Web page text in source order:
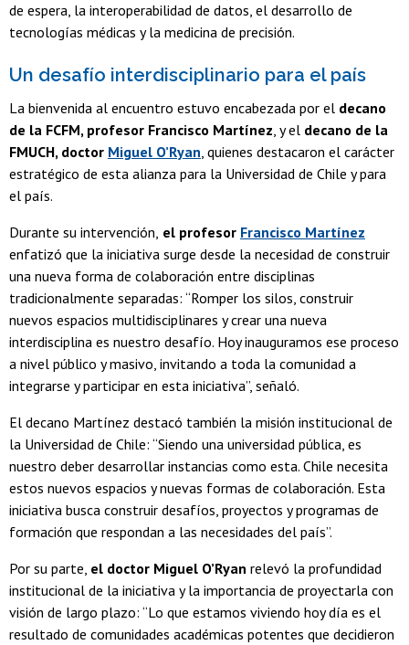
de espera, la interoperabilidad de datos, el desarrollo de
tecnologías médicas y la medicina de precisión.
Un desafío interdisciplinario para el país
La bienvenida al encuentro estuvo encabezada por el decano
de la FCFM, profesor Francisco Martínez , y el decano de la
FMUCH, doctor Miguel O’Ryan , quienes destacaron el carácter
estratégico de esta alianza para la Universidad de Chile y para
el país.
Durante su intervención, el profesor Francisco Martínez
enfatizó que la iniciativa surge desde la necesidad de construir
una nueva forma de colaboración entre disciplinas
tradicionalmente separadas: “Romper los silos, construir
nuevos espacios multidisciplinares y crear una nueva
interdisciplina es nuestro desafío. Hoy inauguramos ese proceso
a nivel público y masivo, invitando a toda la comunidad a
integrarse y participar en esta iniciativa”, señaló.
El decano Martínez destacó también la misión institucional de
la Universidad de Chile: “Siendo una universidad pública, es
nuestro deber desarrollar instancias como esta. Chile necesita
estos nuevos espacios y nuevas formas de colaboración. Esta
iniciativa busca construir desafíos, proyectos y programas de
formación que respondan a las necesidades del país”.
Por su parte, el doctor Miguel O’Ryan relevó la profundidad
institucional de la iniciativa y la importancia de proyectarla con
visión de largo plazo: “Lo que estamos viviendo hoy día es el
resultado de comunidades académicas potentes que decidieron